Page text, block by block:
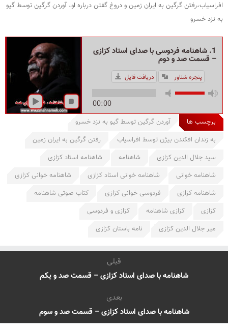
افراسیاب،رفتن گرگین به ایران زمین و دروغ گفتن درباره او، آوردن گرگین توسط گیو
به نزد خسرو
1. شاهنامه فردوسی با صدای استاد کزازی
– قسمت صد و دوم
00:00
پنجره شناور دریافت فایل
برچسب ها
آوردن گرگین توسط گیو به نزد خسرو
به زندان افکندن بیژن توسط افراسیاب
رفتن گرگین به ایران زمین
سید جلال الدین کزازی
شاهنامه
شاهنامه استاد کزازی
شاهنامه خوانی
شاهنامه خوانی استاد کزازی
شاهنامه خوانی کزازی
شاهنامه کزازی
فردوسی خوانی کزازی
کتاب صوتی شاهنامه
کزازی
کزازی شاهنامه
کزازی و فردوسی
میر جلال الدین کزازی
نامه باستان کزازی
قبلی
شاهنامه با صدای استاد کزازی – قسمت صد و یکم
بعدی
شاهنامه با صدای استاد کزازی – قسمت صد و سوم